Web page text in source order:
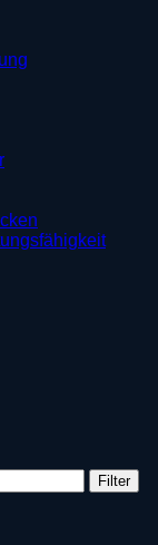
Filter